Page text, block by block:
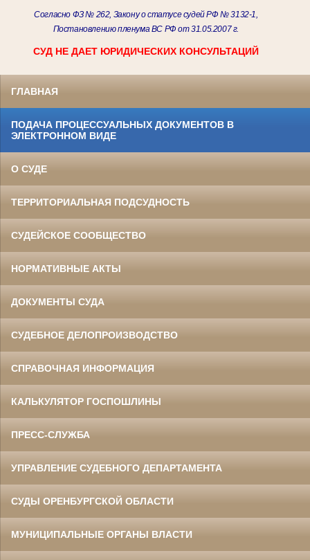
Согласно ФЗ № 262, Закону о статусе судей РФ № 3132-1,
Постановлению пленума ВС РФ от 31.05.2007 г.
СУД НЕ ДАЕТ ЮРИДИЧЕСКИХ КОНСУЛЬТАЦИЙ
ГЛАВНАЯ
ПОДАЧА ПРОЦЕССУАЛЬНЫХ ДОКУМЕНТОВ В
ЭЛЕКТРОННОМ ВИДЕ
О СУДЕ
ТЕРРИТОРИАЛЬНАЯ ПОДСУДНОСТЬ
СУДЕЙСКОЕ СООБЩЕСТВО
НОРМАТИВНЫЕ АКТЫ
ДОКУМЕНТЫ СУДА
СУДЕБНОЕ ДЕЛОПРОИЗВОДСТВО
СПРАВОЧНАЯ ИНФОРМАЦИЯ
КАЛЬКУЛЯТОР ГОСПОШЛИНЫ
ПРЕСС-СЛУЖБА
УПРАВЛЕНИЕ СУДЕБНОГО ДЕПАРТАМЕНТА
СУДЫ ОРЕНБУРГСКОЙ ОБЛАСТИ
МУНИЦИПАЛЬНЫЕ ОРГАНЫ ВЛАСТИ